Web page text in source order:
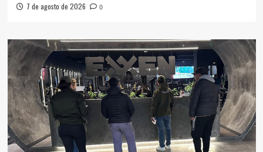
7 de agosto de 2026 0